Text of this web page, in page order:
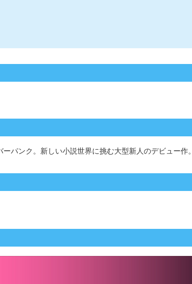
パンク。新しい小説世界に挑む大型新人のデビュー作。